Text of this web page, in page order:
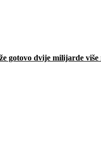
gotovo dvije milijarde više